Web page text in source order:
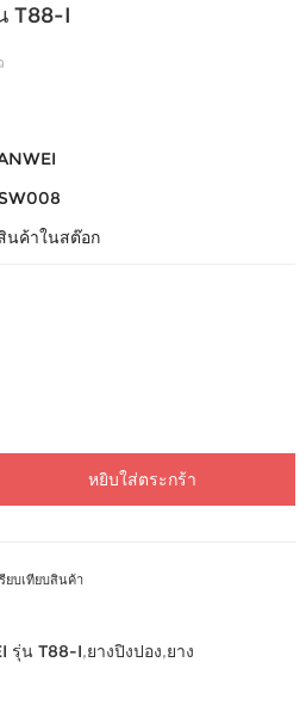
T88-I
นค้าในสต๊อก
หยิบใส่ตระกร้า
ยบเทียบสินค้า
รุ่น T88-I,ยางปิงปอง,ยาง